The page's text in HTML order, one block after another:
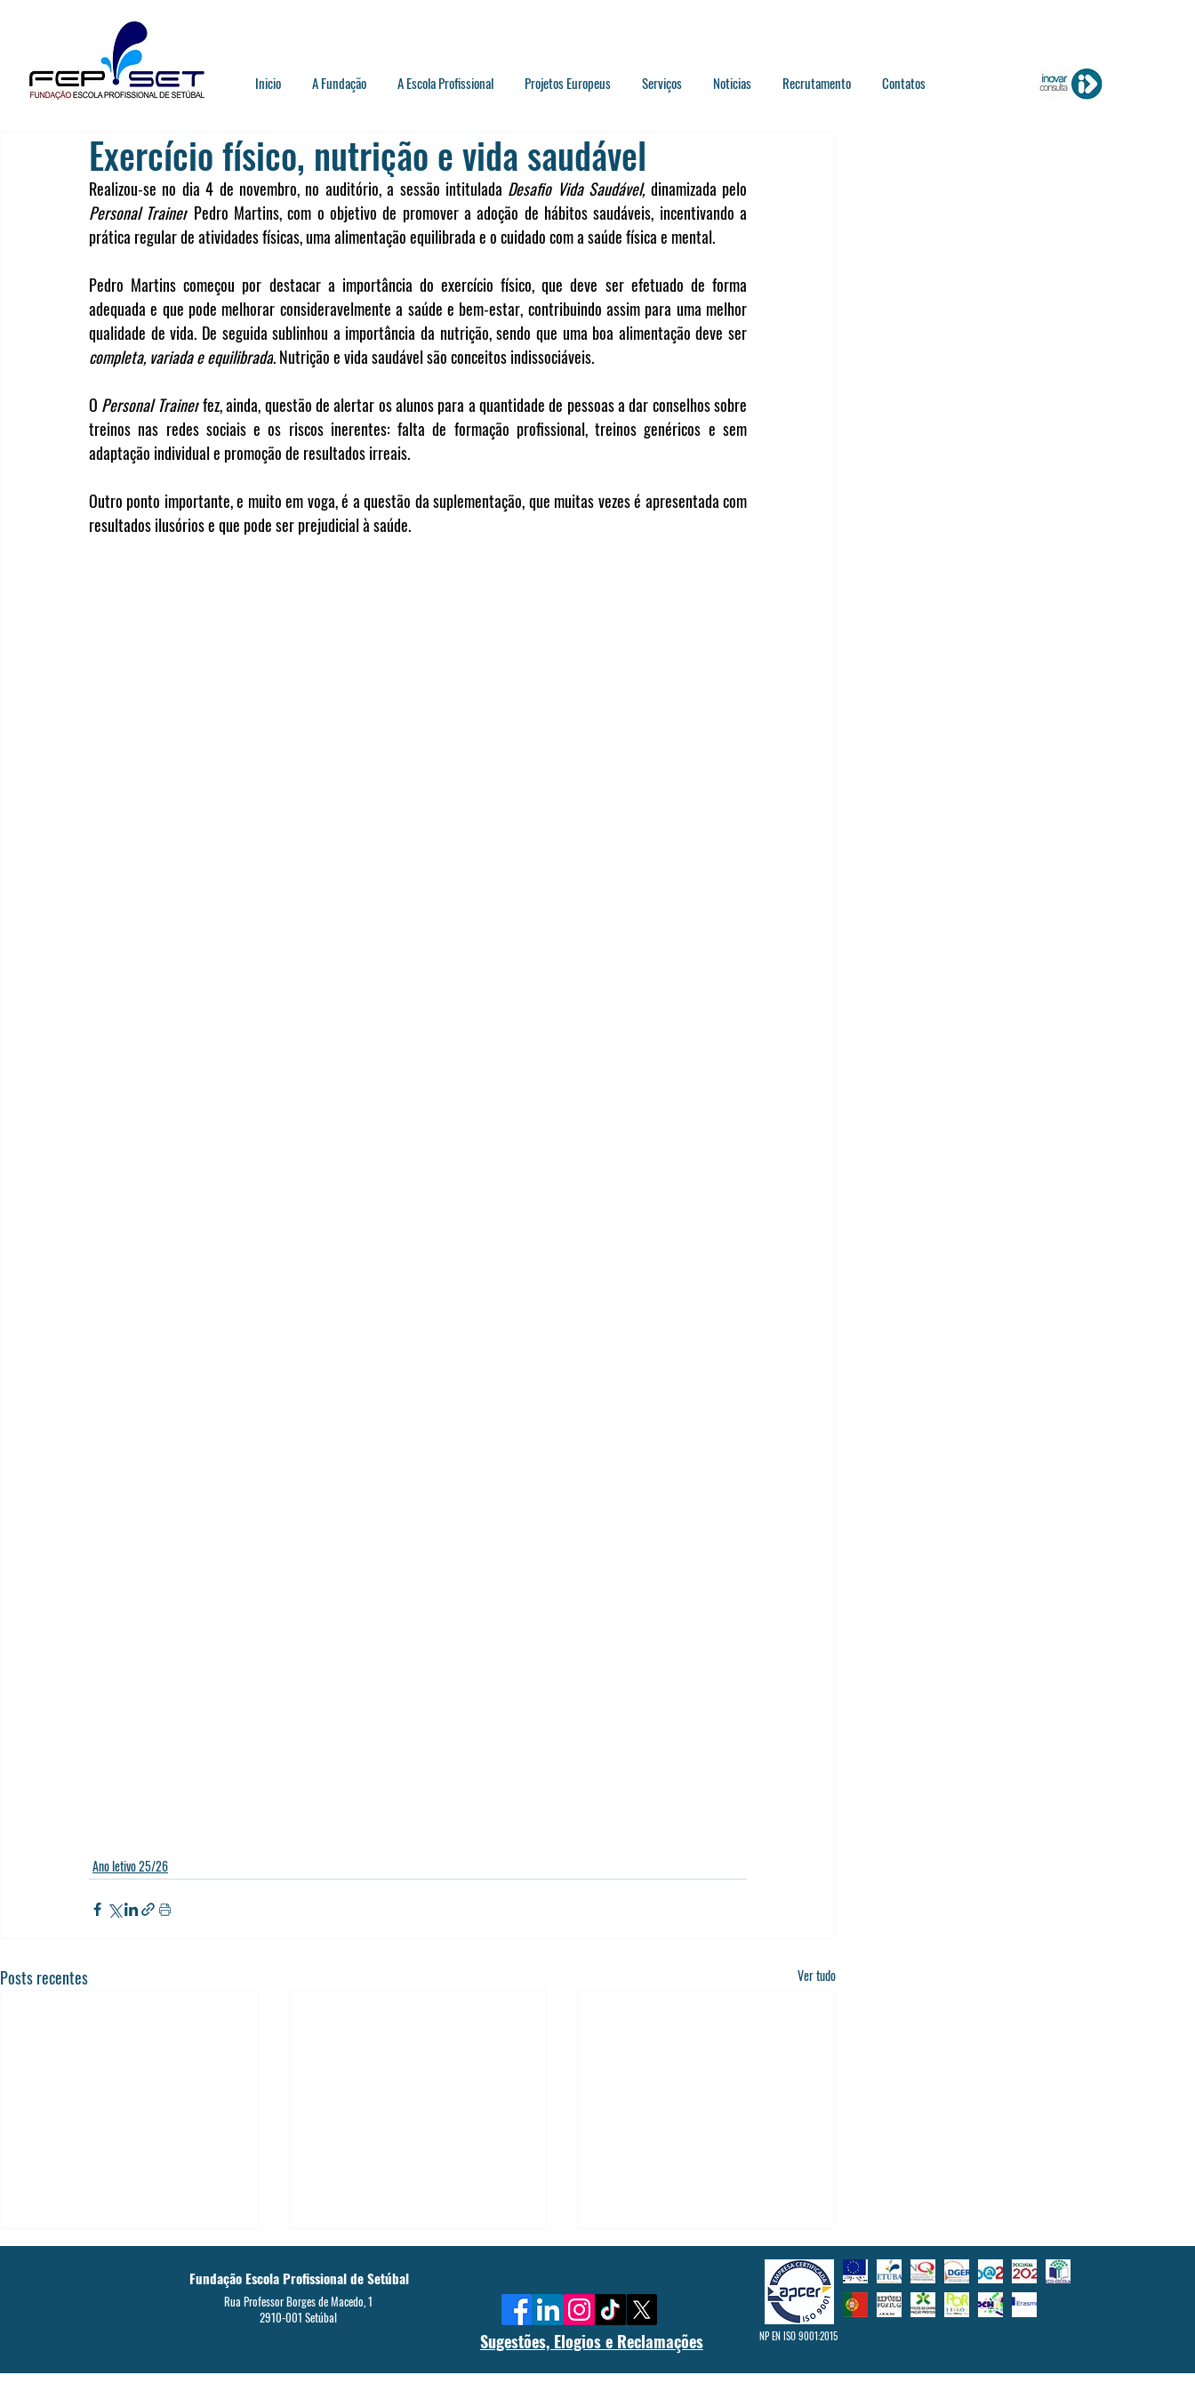
Inicio A Fundação A Escola Profissional Projetos Europeus Serviços Noticias Recrutamento Contatos
Exercício físico, nutrição e vida saudável
Realizou-se no dia 4 de novembro, no auditório, a sessão intitulada Desafio Vida Saudável,
Personal Trainer Pedro Martins, com o objetivo de promover a adoção de hábitos saudáveis, incentivando a
prática regular de atividades físicas, uma alimentação equilibrada e o cuidado com a saúde física e mental.
Pedro Martins começou por destacar a importância do exercício físico, que deve ser efetuado de forma
adequada e que pode melhorar consideravelmente a saúde e bem-estar, contribuindo assim para uma melhor
qualidade de vida. De seguida sublinhou a importância da nutrição, sendo que uma
completa, variada e equilibrada. Nutrição e vida saudável são conceitos indissociáveis.
O Personal Trainer fez, ainda, questão de alertar os alunos para a quantidade de pessoas a dar conselhos sobre
treinos nas redes sociais e os riscos inerentes: falta de formação profissional, treinos genéricos e sem
adaptação individual e promoção de resultados irreais.
Outro ponto importante, e muito em voga, é a questão da suplementação, que muitas vezes é apresentada com
resultados ilusórios e que pode ser prejudicial à saúde.
Ano letivo 25/26
Posts recentes Ver tudo
Recrutamento Professores
A Escola Profissional de Setúbal está a
recrutar professores para as disciplinas
Tribunal dos Peixes: quando a
literatura leva a corrupção a
julgamento
No âmbito do Projeto Anticorrupção, a
turma de TMA 2024-2027 desenvolveu a
Fundação Escola Profissional de Setúbal
Rua Professor Borges de Macedo, 1
2910-001 Setúbal
NP EN ISO 9001:2015
Sugestões, Elogios e Reclamações